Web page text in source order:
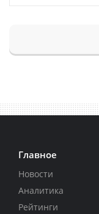
Главное
Новости
Аналитика
Рейтинги